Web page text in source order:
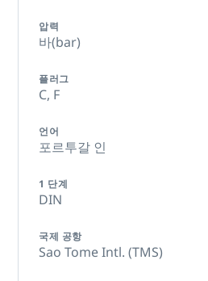
압력
바(bar)
플러그
C, F
언어
포르투갈 인
1 단계
DIN
국제 공항
Sao Tome Intl. (TMS)